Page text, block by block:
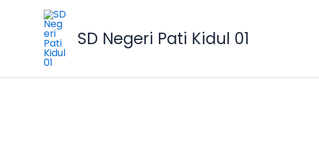
SD Negeri Pati Kidul 01